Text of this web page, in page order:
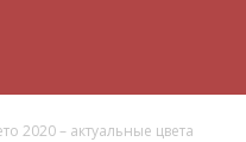
2020 – актуальные цвета